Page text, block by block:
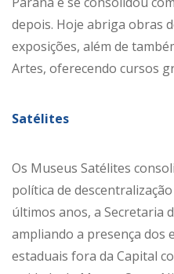
depois. Hoje abriga obras
exposições, além de
Artes, oferecendo cursos
Satélites
Os Museus Satélites
política de
últimos anos, a Secretaria
ampliando a presença dos
estaduais fora da Capital